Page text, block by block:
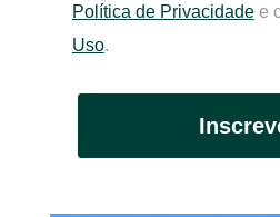
Política de Privacidadee
Uso.